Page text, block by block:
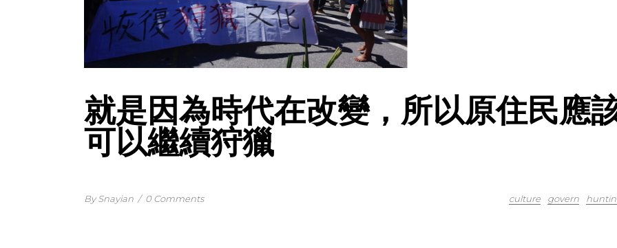
就是因為時代在改變，所以原住民應
可以繼續狩獵
By Snayian / 0 Comments culture govern